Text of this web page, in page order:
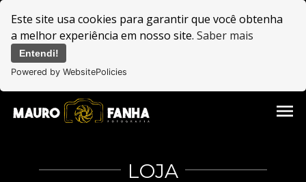
Este site usa cookies para garantir que você obtenha
a melhor experiência em nosso site. Saber mais
Entendi!
Powered by WebsitePolicies
menu
LOJA